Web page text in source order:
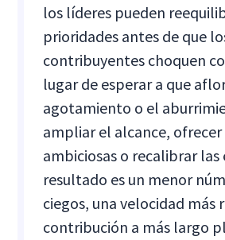
los líderes pueden
prioridades antes de que
contribuyentes choquen
lugar de esperar a que
agotamiento o el
ampliar el alcance,
ambiciosas o recalibrar las
resultado es un menor
ciegos, una velocidad más
contribución a más largo